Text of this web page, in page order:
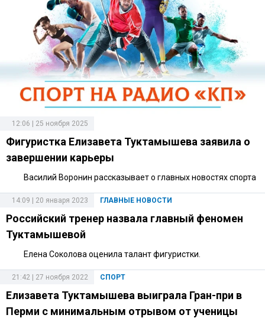
12:06 | 25 ноября 2025
Фигуристка Елизавета Туктамышева заявила о
завершении карьеры
Василий Воронин рассказывает о главных новостях спорта
ГЛАВНЫЕ НОВОСТИ
14:09 | 20 января 2023
Российский тренер назвала главный феномен
Туктамышевой
Елена Соколова оценила талант фигуристки.
СПОРТ
21:42 | 27 ноября 2022
Елизавета Туктамышева выиграла Гран-при в
Перми с минимальным отрывом от ученицы